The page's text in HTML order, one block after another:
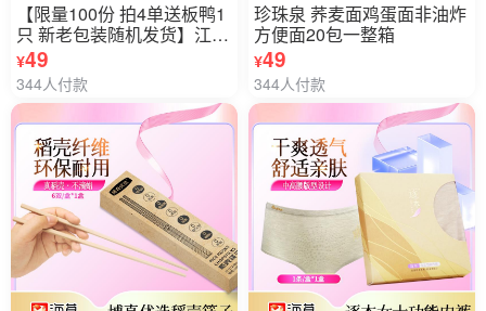
【限量100份 拍4单送板鸭1
只 新老包装随机发货】江西
井冈糯米笋500g*2袋
¥49
344人付款
珍珠泉 荞麦面鸡蛋面非油炸
方便面20包一整箱
¥49
344人付款